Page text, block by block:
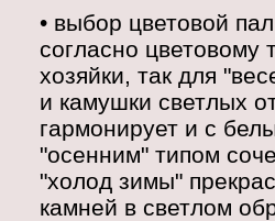
• выбор цветовой
согласно цветовому
хозяйки, так для
и камушки светлых
гармонирует и с
"осенним" типом
"холод зимы"
камней в светлом